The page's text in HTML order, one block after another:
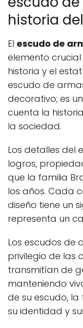
historia
El escudo de
elemento
historia y el
escudo de
decorativo; es
cuenta la
la sociedad.
Los detalles del
logros,
que la familia
los años. Cada
diseño tiene un
representa un
Los escudos de
privilegio de las
transmitían de
manteniendo
de su escudo,
su identidad y